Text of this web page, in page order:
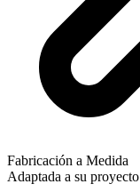
Fabricación a Medida
Adaptada a su proyecto